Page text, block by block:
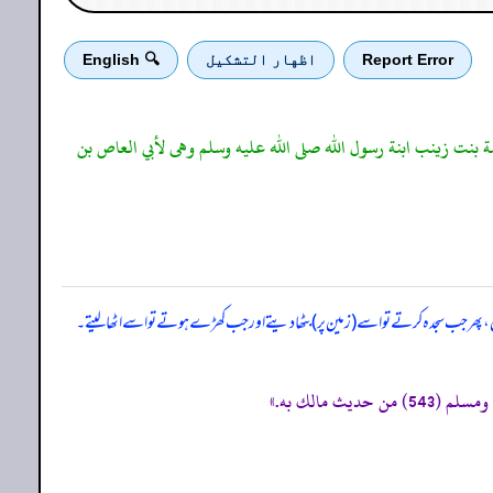
Report Error اظهار التشكيل 🔍 English
بنت زينب ابنة رسول الله صلى الله عليه وسلم وهى لأبي العاص بن
پھر جب سجدہ کرتے تو اسے (زمین پر) بٹھا دیتے اور جب کھڑے ہوتے تو اسے اٹھا لیتے۔